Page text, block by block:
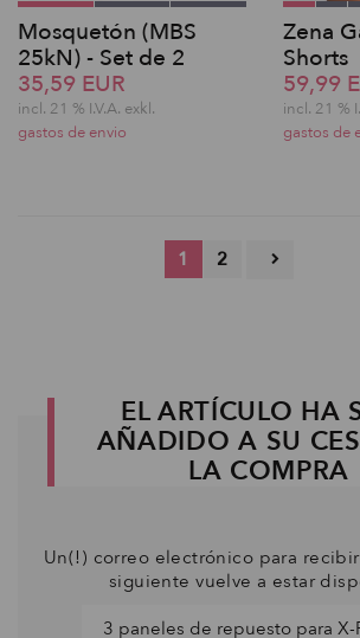
Mosquetón (MBS
25kN) - Set de 2
35,59 EUR
incl. 21 % I.V.A. exkl.
gastos de envio
Zena
Shorts
59,99
incl. 21 %
gastos de
1 2
EL ARTÍCULO HA
AÑADIDO A SU
LA COMPRA
Un(!) correo electrónico para
siguiente vuelve a estar